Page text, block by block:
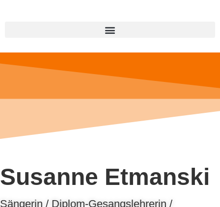
Susanne Etmanski
Sängerin / Diplom-Gesangslehrerin /